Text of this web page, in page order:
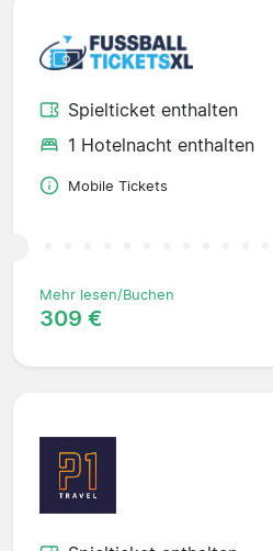
Spielticket enthalten
1 Hotelnacht enthalten
Mobile Tickets
Mehr lesen/Buchen
309 €